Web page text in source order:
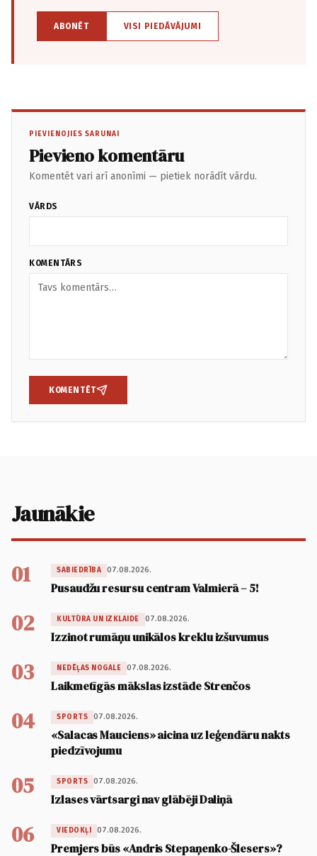
ABONĒT VISI PIEDĀVĀJUMI
PIEVIENOJIES SARUNAI
Pievieno komentāru
Komentēt vari arī anonīmi — pietiek norādīt vārdu.
VĀRDS
KOMENTĀRS
KOMENTĒT
Jaunākie
01 SABIEDRĪBA 07.08.2026.
Pusaudžu resursu centram Valmierā – 5!
02 KULTŪRA UN IZKLAIDE 07.08.2026.
Izzinot rumāņu unikālos kreklu izšuvumus
03 NEDĒĻAS NOGALE 07.08.2026.
Laikmetīgās mākslas izstāde Strenčos
04 SPORTS 07.08.2026.
«Salacas Mauciens» aicina uz leģendāru nakts
piedzīvojumu
05 SPORTS 07.08.2026.
Izlases vārtsargi nav glābēji Daliņā
06 VIEDOKĻI 07.08.2026.
Premjers būs «Andris Stepaņenko-Šlesers»?